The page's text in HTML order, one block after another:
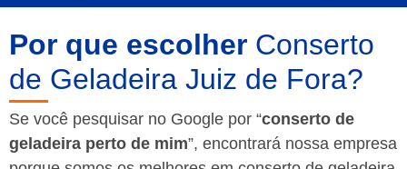
Por que escolher Conserto
de Geladeira Juiz de Fora?
Se você pesquisar no Google por “conserto de
geladeira perto de mim”, encontrará nossa empresa